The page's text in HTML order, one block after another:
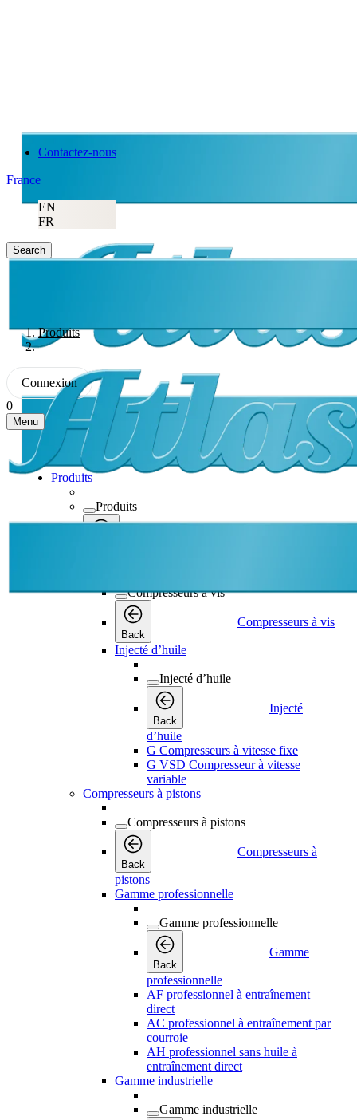
Contactez-nous
France
EN
FR
Search
Produits
Connexion
0
Menu
Produits
Produits
Compresseurs à vis
Back
Compresseurs à vis
Injecté d’huile
Injecté d’huile
Back
Injecté
d’huile
G Compresseurs à vitesse fixe
G VSD Compresseur à vitesse
variable
Compresseurs à pistons
Compresseurs à pistons
Back
Compresseurs à
pistons
Gamme professionnelle
Gamme professionnelle
Back
Gamme
professionnelle
AF professionnel à entraînement
direct
AC professionnel à entraînement par
courroie
AH professionnel sans huile à
entraînement direct
Gamme industrielle
Gamme industrielle